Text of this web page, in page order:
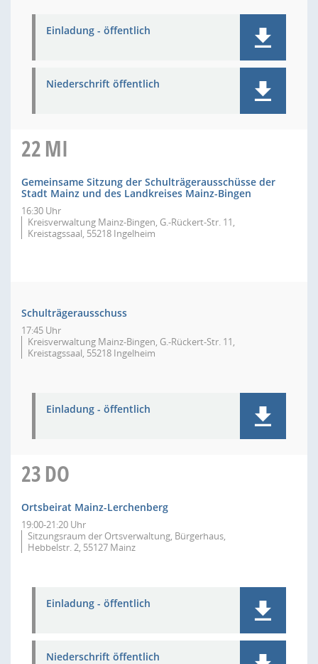
Einladung - öffentlich
Niederschrift öffentlich
22MI
Gemeinsame Sitzung der Schulträgerausschüsse der
Stadt Mainz und des Landkreises Mainz-Bingen
16:30 Uhr
Kreisverwaltung Mainz-Bingen, G.-Rückert-Str. 11,
Kreistagssaal, 55218 Ingelheim
Schulträgerausschuss
17:45 Uhr
Kreisverwaltung Mainz-Bingen, G.-Rückert-Str. 11,
Kreistagssaal, 55218 Ingelheim
Einladung - öffentlich
23DO
Ortsbeirat Mainz-Lerchenberg
19:00-21:20 Uhr
Sitzungsraum der Ortsverwaltung, Bürgerhaus,
Hebbelstr. 2, 55127 Mainz
Einladung - öffentlich
Niederschrift öffentlich